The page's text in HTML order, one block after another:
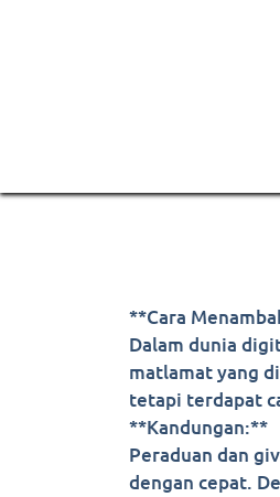
**Cara
Dalam dunia
matlamat yang
tetapi terdapat
**Kandungan:**
Peraduan dan
dengan cepat.